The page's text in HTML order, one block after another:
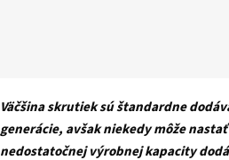
Väčšina skrutiek sú štandardne
generácie, avšak niekedy môže
nedostatočnej výrobnej kapacity